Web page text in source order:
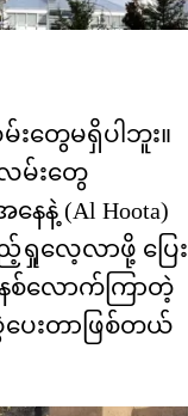
တွေမရှိပါဘူး။
မ်းတွေ
(Al Hoota)
ေ့လာဖို့ ပြေး
စ်လောက်ကြာတဲ့
ေးတာဖြစ်တယ်